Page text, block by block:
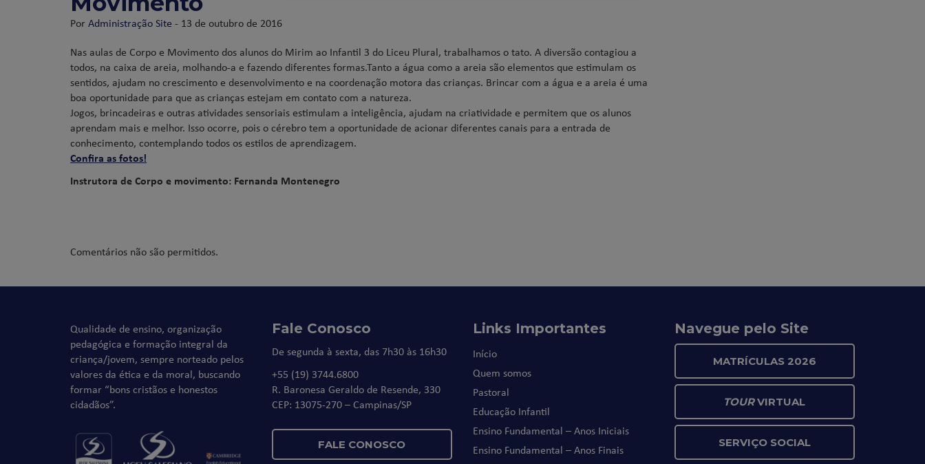
PorAdministração Site - 13 de outubro de 2016
Nas aulas de Corpo e Movimento dos alunos do Mirim ao Infantil 3 do Liceu Plural, trabalhamos o tato. A diversão contagiou a
todos, na caixa de areia, molhando-a e fazendo diferentes formas.Tanto a água como a areia são elementos que estimulam os
sentidos, ajudam no crescimento e desenvolvimento e na coordenação motora das crianças. Brincar com a água e a areia é uma
boa oportunidade para que as crianças estejam em contato com a natureza.
Jogos, brincadeiras e outras atividades sensoriais estimulam a inteligência, ajudam na criatividade e permitem que os alunos
aprendam mais e melhor. Isso ocorre, pois o cérebro tem a oportunidade de acionar diferentes canais para a entrada de
conhecimento, contemplando todos os estilos de aprendizagem.
Confira as fotos!
Instrutora de Corpo e movimento: Fernanda Montenegro
Comentários não são permitidos.
Qualidade de ensino, organização
pedagógica e formação integral da
criança/jovem, sempre norteado pelos
valores da ética e da moral, buscando
formar “bons cristãos e honestos
cidadãos”.
Fale Conosco
De segunda à sexta, das 7h30 às 16h30
+55 (19) 3744.6800
R. Baronesa Geraldo de Resende, 330
CEP: 13075-270 – Campinas/SP
FALE CONOSCO
Links Importantes
Início
Quem somos
Pastoral
Educação Infantil
Ensino Fundamental – Anos Iniciais
Ensino Fundamental – Anos Finais
Navegue pelo Site
MATRÍCULAS 2026
TOURVIRTUAL
SERVIÇO SOCIAL